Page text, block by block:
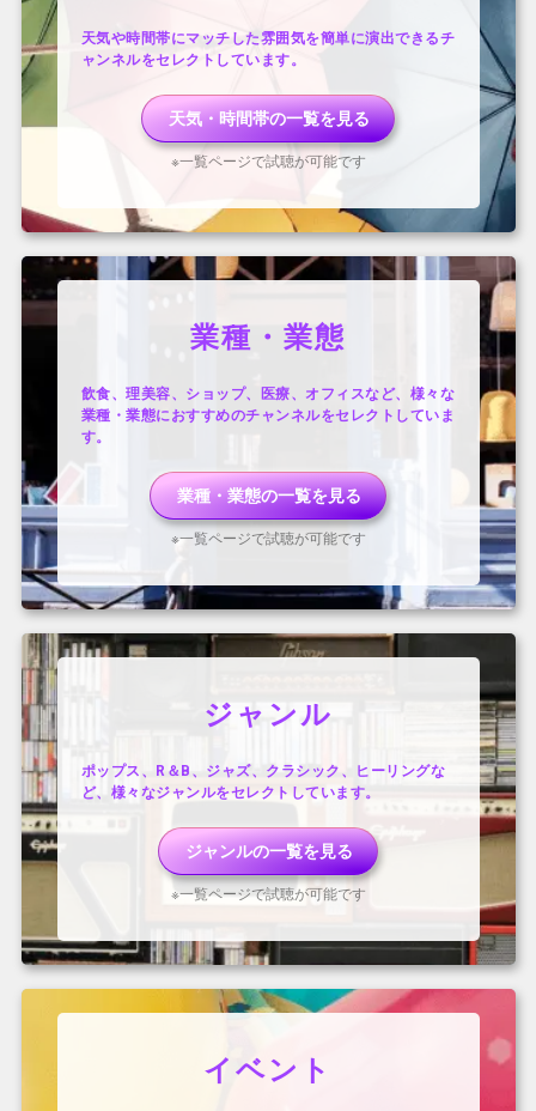
天気や時間帯にマッチした雰囲気を簡単に演出できるチ
ャンネルをセレクトしています。
天気・時間帯の一覧を見る
※一覧ページで試聴が可能です
業種・業態
飲食、理美容、ショップ、医療、オフィスなど、様々な
業種・業態におすすめのチャンネルをセレクトしていま
す。
業種・業態の一覧を見る
※一覧ページで試聴が可能です
ジャンル
ポップス、R＆B、ジャズ、クラシック、ヒーリングな
ど、様々なジャンルをセレクトしています。
ジャンルの一覧を見る
※一覧ページで試聴が可能です
イベント